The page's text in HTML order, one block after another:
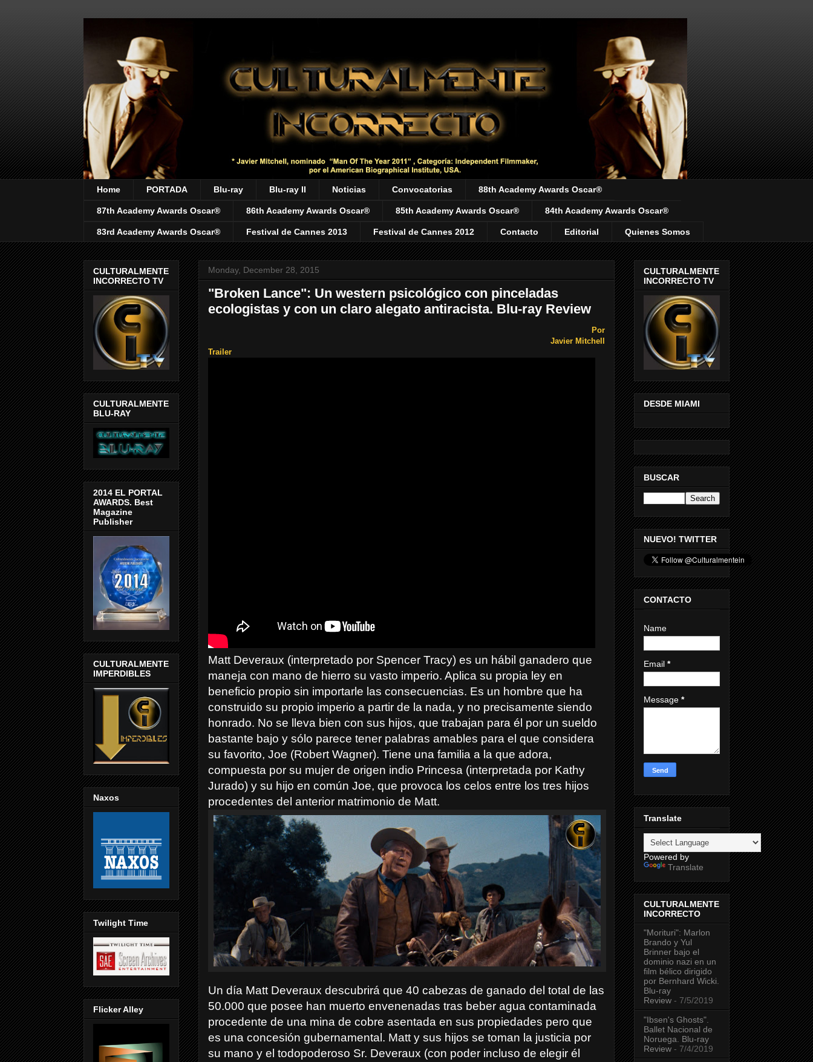
Home PORTADA Blu-ray Blu-ray II Noticias Convocatorias 88th Academy Awards Oscar®
87th Academy Awards Oscar® 86th Academy Awards Oscar® 85th Academy Awards Oscar® 84th Academy Awards Oscar®
83rd Academy Awards Oscar® Festival de Cannes 2013 Festival de Cannes 2012 Contacto Editorial Quienes Somos
Monday, December 28, 2015
"Broken Lance": Un western psicológico con pinceladas
ecologistas y con un claro alegato antiracista. Blu-ray Review
Por
Javier Mitchell
Trailer
Matt Deveraux (interpretado por Spencer Tracy) es un hábil ganadero que
maneja con mano de hierro su vasto imperio. Aplica su propia ley en
beneficio propio sin importarle las consecuencias. Es un hombre que ha
construido su propio imperio a partir de la nada, y no precisamente siendo
honrado. No se lleva bien con sus hijos, que trabajan para él por un sueldo
bastante bajo y sólo parece tener palabras amables para el que considera
su favorito, Joe (Robert Wagner). Tiene una familia a la que adora,
compuesta por su mujer de origen indio Princesa (interpretada por Kathy
Jurado) y su hijo en común Joe, que provoca los celos entre los tres hijos
procedentes del anterior matrimonio de Matt.
Un día Matt Deveraux descubrirá que 40 cabezas de ganado del total de las
50.000 que posee han muerto envenenadas tras beber agua contaminada
procedente de una mina de cobre asentada en sus propiedades pero que
es una concesión gubernamental. Matt y sus hijos se toman la justicia por
su mano y el todopoderoso Sr. Deveraux (con poder incluso de elegir él
CULTURALMENTE
INCORRECTO TV
CULTURALMENTE
BLU-RAY
2014 EL PORTAL
AWARDS. Best
Magazine
Publisher
CULTURALMENTE
IMPERDIBLES
Naxos
Twilight Time
Flicker Alley
CULTURALMENTE
INCORRECTO TV
DESDE MIAMI
BUSCAR
NUEVO! TWITTER
CONTACTO
Name
Email *
Message *
Translate
Powered by
Translate
CULTURALMENTE
INCORRECTO
"Morituri": Marlon
Brando y Yul
Brinner bajo el
dominio nazi en un
film bélico dirigido
por Bernhard Wicki.
Blu-ray
Review - 7/5/2019
"Ibsen's Ghosts".
Ballet Nacional de
Noruega. Blu-ray
Review - 7/4/2019